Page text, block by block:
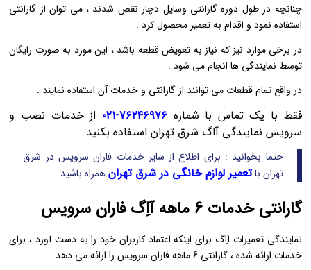
چنانچه در طول دوره گارانتی وسایل دچار نقص شدند ، می توان از گارانتی
استفاده نمود و اقدام به تعمیر محصول کرد .
در برخی موارد نیز که نیاز به تعویض قطعه باشد ، این مورد به صورت رایگان
توسط نمایندگی ها انجام می شود .
در واقع تمام قطعات می توانند از گارانتی و خدمات آن استفاده نمایند .
فقط با یک تماس با شماره۷۶۲۴۶۹۷۶-۰۲۱
از خدمات نصب و
سرویس نمایندگی آاگ شرق تهران استفاده بکنید .
حتما بخوانید : برای اطلاع از سایر خدمات فاران سرویس در شرق
تهران باتعمیر لوازم خانگی در شرق تهرانهمراه باشید .
گارانتی خدمات 6 ماهه آاِگ فاران سرویس
نمایندگی تعمیرات آاِگ برای اینکه اعتماد کاربران خود را به دست آورد ، برای
خدمات ارائه شده ، گارانتی 6 ماهه فاران سرویس را ارائه می دهد .